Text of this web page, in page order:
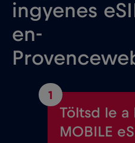
ingyenes
en-
1
Töltsd le a
MOBILE